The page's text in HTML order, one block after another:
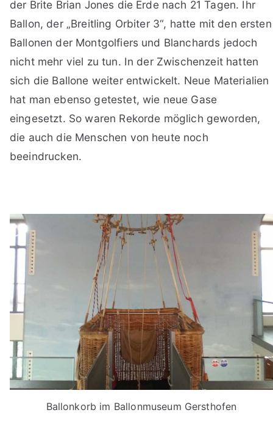
der Brite Brian Jones die Erde nach 21 Tagen. Ihr
Ballon, der „Breitling Orbiter 3“, hatte mit den ersten
Ballonen der Montgolfiers und Blanchards jedoch
nicht mehr viel zu tun. In der Zwischenzeit hatten
sich die Ballone weiter entwickelt. Neue Materialien
hat man ebenso getestet, wie neue Gase
eingesetzt. So waren Rekorde möglich geworden,
die auch die Menschen von heute noch
beeindrucken.
Ballonkorb im Ballonmuseum Gersthofen